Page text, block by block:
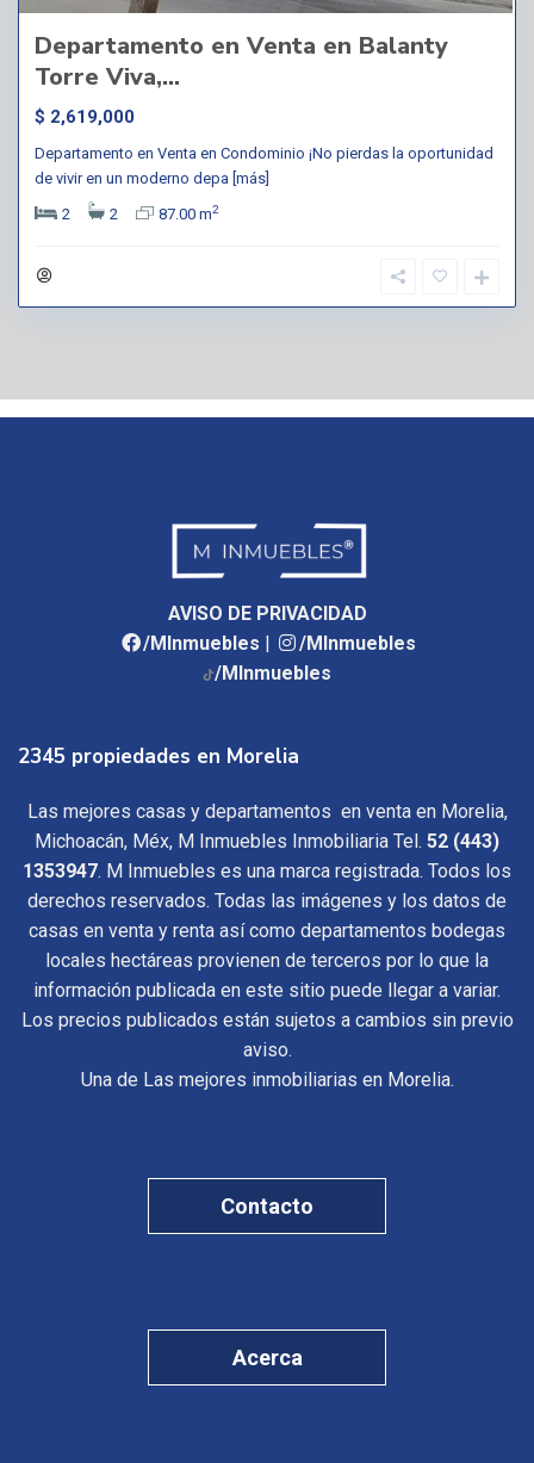
Departamento en Venta en Balanty
Torre Viva,...
$ 2,619,000
Departamento en Venta en Condominio ¡No pierdas la oportunidad
de vivir en un moderno depa [más]
2
2 87.00 m2
AVISO DE PRIVACIDAD
/MInmuebles |
/MInmuebles
/MInmuebles
2345 propiedades en Morelia
Las mejores casas y departamentos en venta en Morelia,
Michoacán, Méx, M Inmuebles Inmobiliaria Tel. 52 (443)
1353947. M Inmuebles es una marca registrada. Todos los
derechos reservados. Todas las imágenes y los datos de
casas en venta y renta así como departamentos bodegas
locales hectáreas provienen de terceros por lo que la
información publicada en este sitio puede llegar a variar.
Los precios publicados están sujetos a cambios sin previo
aviso.
Una de Las mejores inmobiliarias en Morelia.